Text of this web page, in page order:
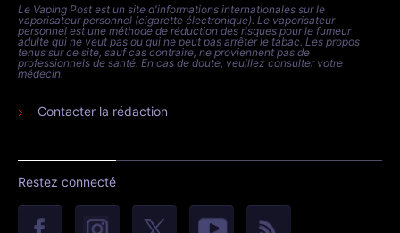
Le Vaping Post est un site d'informations internationales sur le
vaporisateur personnel (cigarette électronique). Le vaporisateur
personnel est une méthode de réduction des risques pour le fumeur
adulte qui ne veut pas ou qui ne peut pas arrêter le tabac. Les propos
tenus sur ce site, sauf cas contraire, ne proviennent pas de
professionnels de santé. En cas de doute, veuillez consulter votre
médecin.
Contacter la rédaction
Restez connecté